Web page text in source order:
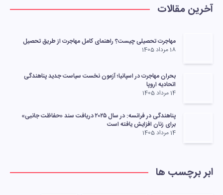
آخرین مقالات
مهاجرت تحصیلی چیست؟ راهنمای کامل مهاجرت از طریق تحصیل
18 مرداد 1405
بحران مهاجرت در اسپانیا؛ آزمون نخست سیاست جدید پناهندگی
اتحادیه اروپا
14 مرداد 1405
پناهندگی در فرانسه: در سال ۲۰۲۵ دریافت سند «حفاظت جانبی»
برای زنان افزایش یافته است
14 مرداد 1405
ابر برچسب ها